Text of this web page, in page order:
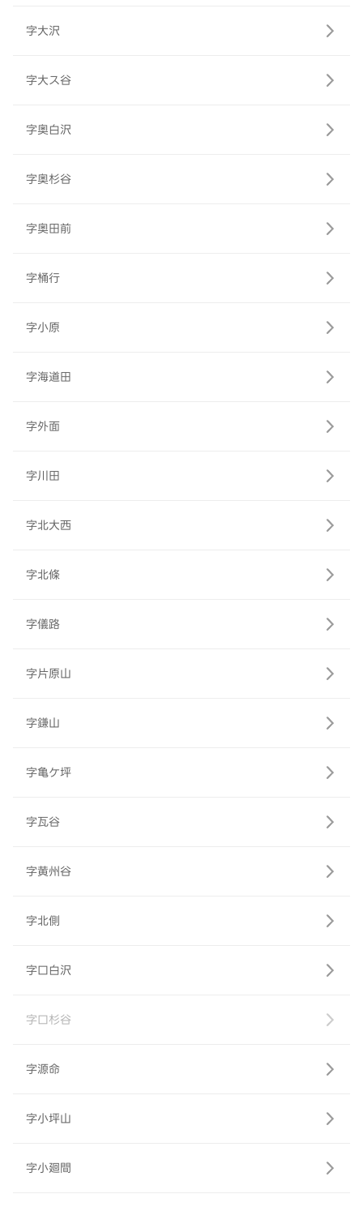
字大沢
字大ス谷
字奥白沢
字奥杉谷
字奥田前
字桶行
字小原
字海道田
字外面
字川田
字北大西
字北條
字儀路
字片原山
字鎌山
字亀ケ坪
字瓦谷
字黄州谷
字北側
字口白沢
字口杉谷
字源命
字小坪山
字小廻間